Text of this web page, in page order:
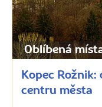
Oblíbená
Kopec
centru města